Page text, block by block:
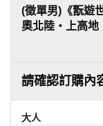
(徵單男)《翫遊
奧北陸・上高地
請確認訂購內
大人